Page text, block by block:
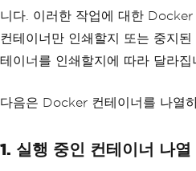
니다. 이러한 작업에 대한
컨테이너만 인쇄할지 또는 중지
테이너를 인쇄할지에 따라 달라집
다음은 Docker 컨테이너를 나열
1. 실행 중인 컨테이너 나열